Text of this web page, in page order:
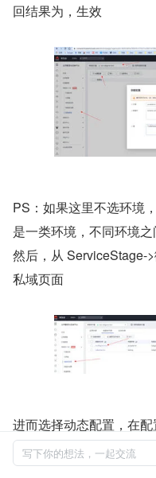
回结果为，生效
PS：如果这里不选环境
是一类环境，不同环境
然后，从 ServiceStage-
私域页面
进而选择动态配置，在
的，环境是固定值，
写下你的想法，一起交流